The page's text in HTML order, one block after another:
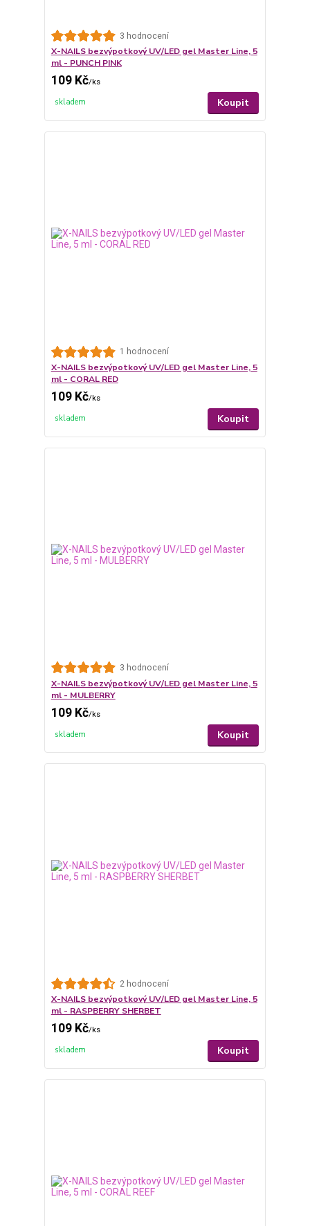
3 hodnocení
X-NAILS bezvýpotkový UV/LED gel Master Line, 5
ml - PUNCH PINK
109 Kč/ks
skladem Koupit
1 hodnocení
X-NAILS bezvýpotkový UV/LED gel Master Line, 5
ml - CORAL RED
109 Kč/ks
skladem Koupit
3 hodnocení
X-NAILS bezvýpotkový UV/LED gel Master Line, 5
ml - MULBERRY
109 Kč/ks
skladem Koupit
2 hodnocení
X-NAILS bezvýpotkový UV/LED gel Master Line, 5
ml - RASPBERRY SHERBET
109 Kč/ks
skladem Koupit